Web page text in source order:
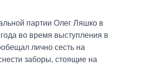
партии Олег Ляшко в
года во время выступления в
лично сесть на
заборы, стоящие на